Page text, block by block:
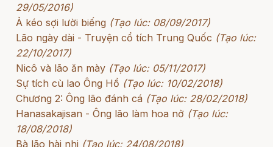
29/05/2016)
Ả kéo sợi lười biếng (Tạo lúc: 08/09/2017)
Lão ngày dài - Truyện cổ tích Trung Quốc (Tạo lúc:
22/10/2017)
Nicô và lão ăn mày (Tạo lúc: 05/11/2017)
Sự tích cù lao Ông Hổ (Tạo lúc: 10/02/2018)
Chương 2: Ông lão đánh cá (Tạo lúc: 28/02/2018)
Hanasakajisan - Ông lão làm hoa nở (Tạo lúc:
18/08/2018)
Bà lão hài nhi (Tạo lúc: 24/08/2018)